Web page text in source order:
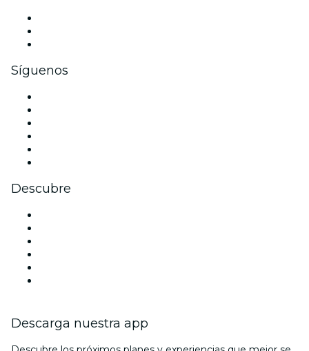
Síguenos
Descubre
Descarga nuestra app